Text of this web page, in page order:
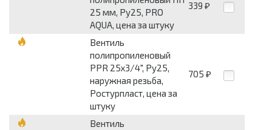
25 мм, Ру25, PRO
AQUA, цена за штуку
339 ₽
Вентиль
полипропиленовый
PPR 25х3/4", Ру25,
наружная резьба,
Ростурпласт, цена за
штуку
705 ₽
Вентиль